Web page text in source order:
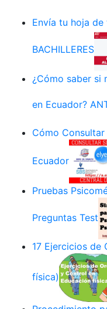
Envía tu hoja de
BACHILLERES
¿Cómo saber si
en Ecuador?
Cómo
Ecuador
Pruebas
Preguntas Test
17 Ejercicios de
física)